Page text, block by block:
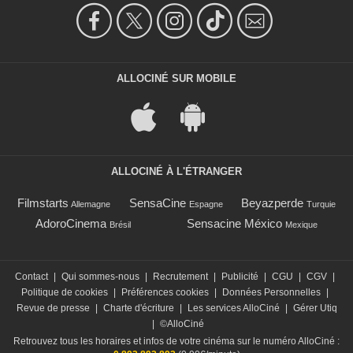
ALLOCINÉ SUR MOBILE
ALLOCINÉ À L'ÉTRANGER
Filmstarts Allemagne SensaCine Espagne Beyazperde Turquie
AdoroCinema Brésil Sensacine México Mexique
Contact Qui sommes-nous Recrutement Publicité CGU CGV
Politique de cookies
Préférences cookies Données Personnelles
Revue de presse
Charte d'écriture Les services AlloCiné
Gérer Utiq
©AlloCiné
Retrouvez tous les horaires et infos de votre cinéma sur le numéro AlloCiné :